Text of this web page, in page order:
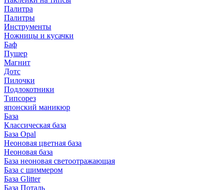
Палитра
Палитры
Инструменты
Ножницы и кусачки
Баф
Пушер
Магнит
Дотс
Пилочки
Подлокотники
Типсорез
японский маникюр
База
Классическая база
База Opal
Неоновая цветная база
Неоновая база
База неоновая светоотражающая
База с шиммером
База Glitter
База Поталь